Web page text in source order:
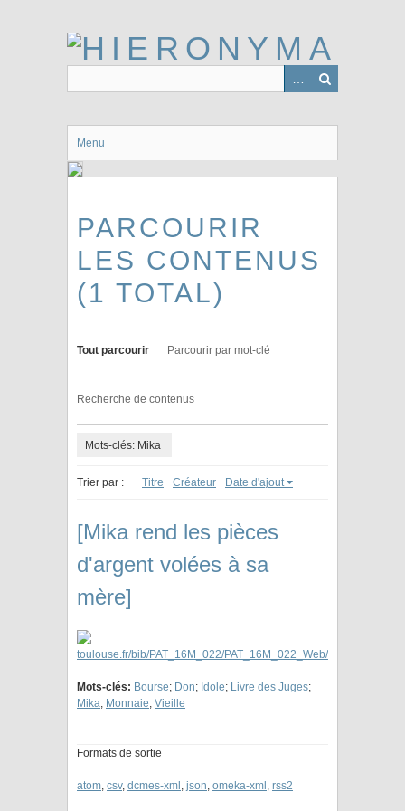
Menu
PARCOURIR
LES CONTENUS
(1 TOTAL)
Tout parcourir Parcourir par mot-clé
Recherche de contenus
Mots-clés: Mika
Trier par : Titre Créateur Date d'ajout
[Mika rend les pièces
d'argent volées à sa
mère]
Mots-clés: Bourse; Don; Idole; Livre des Juges;
Mika; Monnaie; Vieille
Formats de sortie
atom, csv, dcmes-xml , json, omeka-xml , rss2